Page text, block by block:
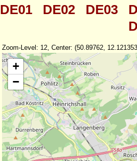
DE01 DE02 DE03
Zoom-Level: 12, Center: (50.89762,
+
−